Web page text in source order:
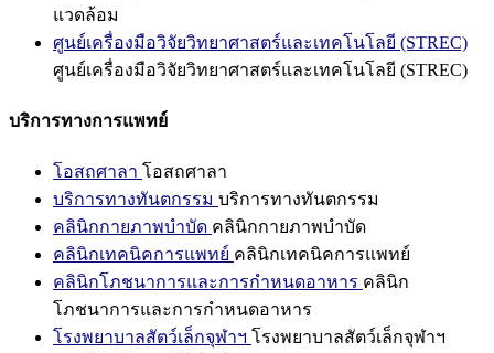
แวดล้อม
ศูนย์เครื่องมือวิจัยวิทยาศาสตร์และเทคโนโลยี (STREC)
ศูนย์เครื่องมือวิจัยวิทยาศาสตร์และเทคโนโลยี (STREC)
บริการทางการแพทย์
โอสถศาลา โอสถศาลา
บริการทางทันตกรรม บริการทางทันตกรรม
คลินิกกายภาพบำบัด คลินิกกายภาพบำบัด
คลินิกเทคนิคการแพทย์ คลินิกเทคนิคการแพทย์
คลินิกโภชนาการและการกำหนดอาหาร คลินิก
โภชนาการและการกำหนดอาหาร
โรงพยาบาลสัตว์เล็กจุฬาฯ โรงพยาบาลสัตว์เล็กจุฬาฯ